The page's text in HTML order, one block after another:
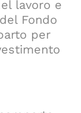
lavoro e
Fondo
per